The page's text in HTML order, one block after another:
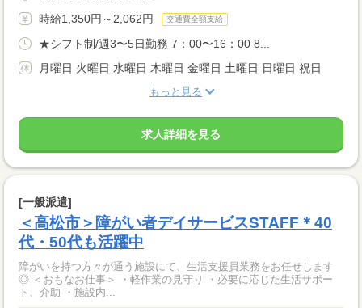
時給1,350円～2,062円 交通費全額支給
★シフト制/週3〜5日勤務 7：00〜16：00 8...
月曜日 火曜日 水曜日 木曜日 金曜日 土曜日 日曜日 祝日
もっと見る
求人詳細を見る
[一般派遣]
＜高松市＞障がい者デイサービスSTAFF＊40
代・50代も活躍中
障がいを持つ方々が通う施設にて、生活支援員業務をお任せします
◎ ＜おもなお仕事＞ ・軽作業の見守り ・必要に応じた生活サポー
ト、介助 ・施設内...